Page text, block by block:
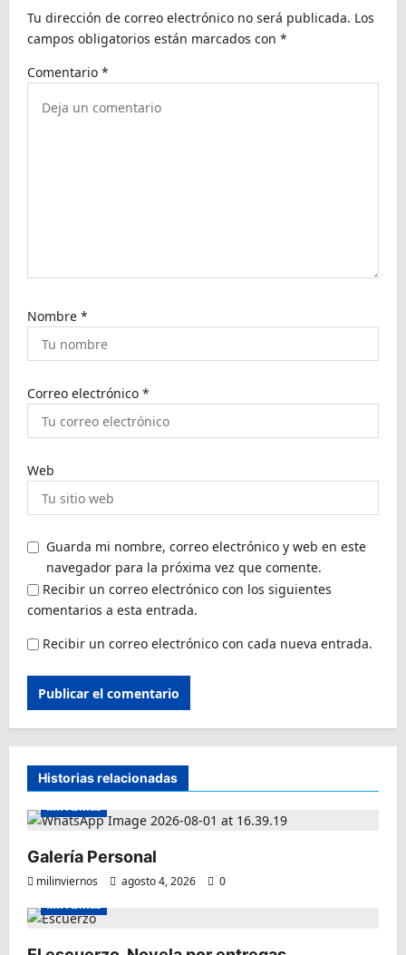
n
d
e
Tu dirección de correo electrónico no será publicada. Los
campos obligatorios están marcados con *
Comentario *
Nombre *
Correo electrónico *
Web
Guarda mi nombre, correo electrónico y web en este
navegador para la próxima vez que comente.
Recibir un correo electrónico con los siguientes
comentarios a esta entrada.
Recibir un correo electrónico con cada nueva entrada.
Historias relacionadas
Mil Asmas
Galería Personal
milinviernos agosto 4, 2026
0
Mil Asmas